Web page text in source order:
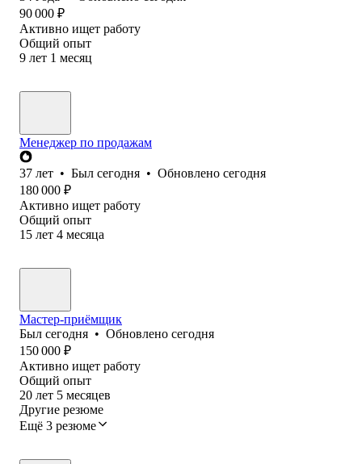
90 000 ₽
Активно ищет работу
Общий опыт
9 лет 1 месяц
Менеджер по продажам
37 лет • Был сегодня • Обновлено сегодня
180 000 ₽
Активно ищет работу
Общий опыт
15 лет 4 месяца
Мастер-приёмщик
Был сегодня • Обновлено сегодня
150 000 ₽
Активно ищет работу
Общий опыт
20 лет 5 месяцев
Другие резюме
Ещё 3 резюме